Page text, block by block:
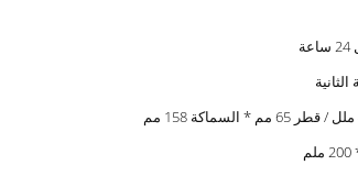
الثانية